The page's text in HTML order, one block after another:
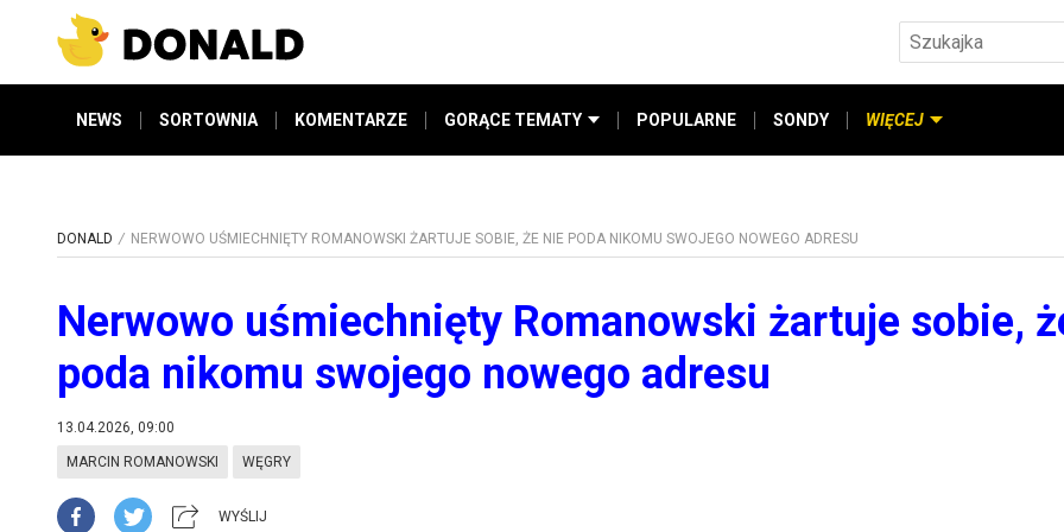
NEWS SORTOWNIA KOMENTARZE GORĄCE TEMATY POPULARNE SONDY WIĘCEJ
DONALD NERWOWO UŚMIECHNIĘTY ROMANOWSKI ŻARTUJE SOBIE, ŻE NIE PODA NIKOMU SWOJEGO NOWEGO ADRESU
Nerwowo uśmiechnięty Romanowski żartuje sobie,
poda nikomu swojego nowego adresu
13.04.2026, 09:00
MARCIN ROMANOWSKI WĘGRY
WYŚLIJ